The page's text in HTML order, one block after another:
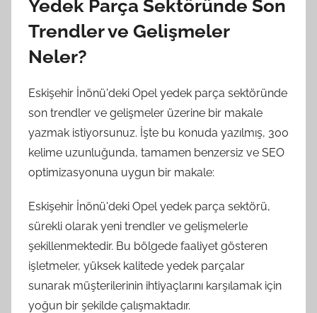
Yedek Parça Sektöründe Son
Trendler ve Gelişmeler
Neler?
Eskişehir İnönü'deki Opel yedek parça sektöründe
son trendler ve gelişmeler üzerine bir makale
yazmak istiyorsunuz. İşte bu konuda yazılmış, 300
kelime uzunluğunda, tamamen benzersiz ve SEO
optimizasyonuna uygun bir makale:
Eskişehir İnönü'deki Opel yedek parça sektörü,
sürekli olarak yeni trendler ve gelişmelerle
şekillenmektedir. Bu bölgede faaliyet gösteren
işletmeler, yüksek kalitede yedek parçalar
sunarak müşterilerinin ihtiyaçlarını karşılamak için
yoğun bir şekilde çalışmaktadır.